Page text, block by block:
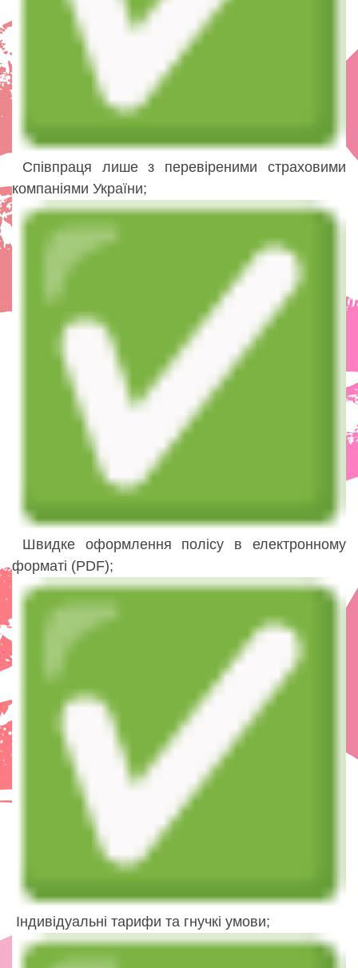
Співпраця лише з перевіреними страховими
компаніями України;
Швидке оформлення полісу в електронному
форматі (PDF);
Індивідуальні тарифи та гнучкі умови;